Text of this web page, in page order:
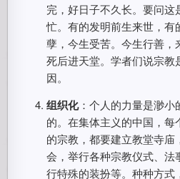
完，好日子不久长。要问
忙。有的发明前生来世，
孽，今生受苦。今生行善，
死后进天堂。学者们说宗
因。
组织化：个人的力量是渺小
的。在集体主义的中国，
的宗教，都要建立教堂寺
会，举行各种宗教仪式、
行特殊的装扮等。种种方式